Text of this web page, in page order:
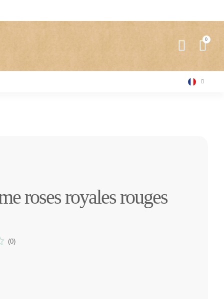
roses royales rouges
(0)